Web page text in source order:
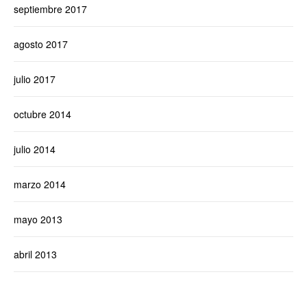
septiembre 2017
agosto 2017
julio 2017
octubre 2014
julio 2014
marzo 2014
mayo 2013
abril 2013